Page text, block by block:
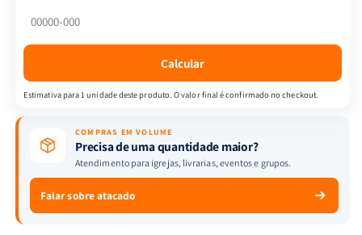
Sherlock
Conan
Doyle
Conan
Calcular
Estimativa para 1 unidade deste produto. O valor final é confirmado no checkout.
COMPRAS EM VOLUME
Precisa de uma quantidade maior?
Atendimento para igrejas, livrarias, eventos e grupos.
Falar sobre atacado